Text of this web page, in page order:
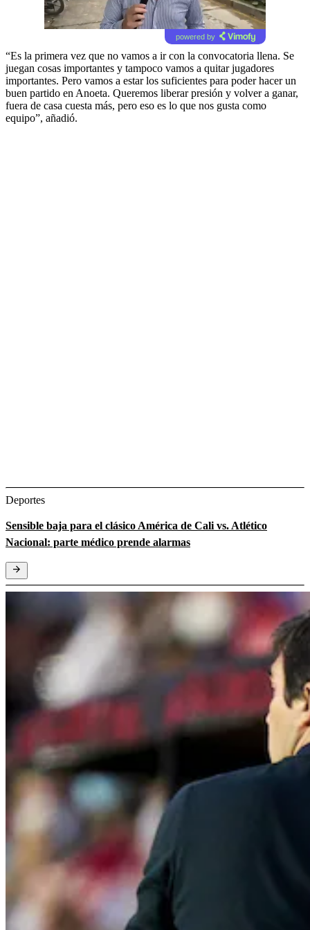
powered by
“Es la primera vez que no vamos a ir con la convocatoria llena. Se
juegan cosas importantes y tampoco vamos a quitar jugadores
importantes. Pero vamos a estar los suficientes para poder hacer un
buen partido en Anoeta. Queremos liberar presión y volver a ganar,
fuera de casa cuesta más, pero eso es lo que nos gusta como
equipo”, añadió.
Deportes
Sensible baja para el clásico América de Cali vs. Atlético
Nacional: parte médico prende alarmas